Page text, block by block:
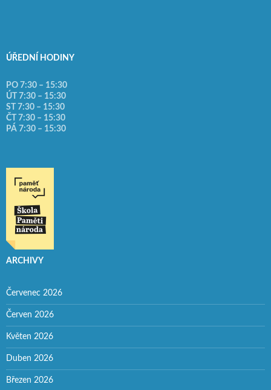
ÚŘEDNÍ HODINY
PO 7:30 – 15:30
ÚT 7:30 – 15:30
ST 7:30 – 15:30
ČT 7:30 – 15:30
PÁ 7:30 – 15:30
ARCHIVY
Červenec 2026
Červen 2026
Květen 2026
Duben 2026
Březen 2026